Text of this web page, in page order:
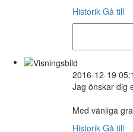
Historik Gå till
2016-12-19
Jag önskar dig
Med vänliga
Historik Gå till